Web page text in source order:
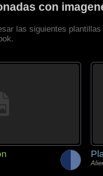
con
las siguientes